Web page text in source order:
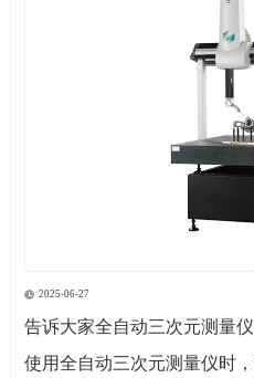
2025-06-27
告诉大家全自动三次元测量
使用全自动三次元测量仪时